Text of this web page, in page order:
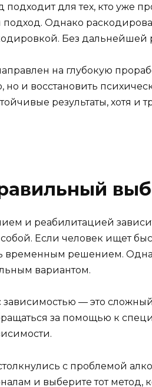
подходит для тех, кто уже
Однако
Без дальнейшей
на глубокую
но и восстановить
результаты, хотя и
и реабилитацией
собой. Если человек ищет
временным решением.
вариантом.
зависимостью — это
за помощью к
с проблемой
и выберите тот метод,